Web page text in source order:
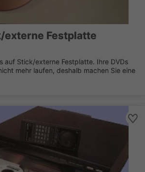
externe Festplatte
auf Stick/externe Festplatte. Ihre DVDs
mehr laufen, deshalb machen Sie eine